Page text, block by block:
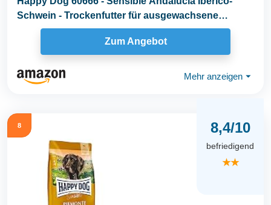
Schwein - Trockenfutter für ausgewachsene
Hunde...
Zum Angebot
Mehr anzeigen ⏷
8 8,4/10
befriedigend
★★